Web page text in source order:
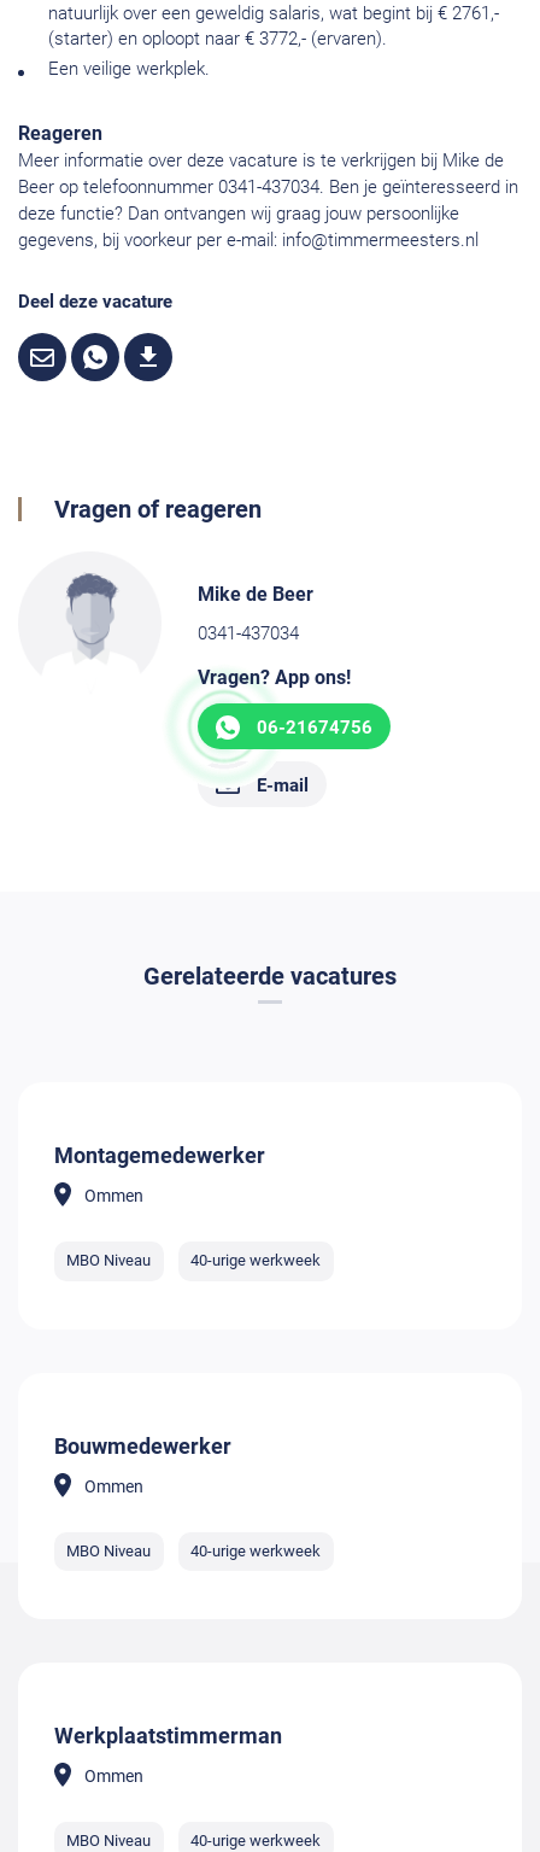
natuurlijk over een geweldig salaris, wat begint bij € 2761,-
(starter) en oploopt naar € 3772,- (ervaren).
Een veilige werkplek.
Reageren
Meer informatie over deze vacature is te verkrijgen bij Mike de
Beer op telefoonnummer 0341-437034. Ben je geïnteresseerd in
deze functie? Dan ontvangen wij graag jouw persoonlijke
gegevens, bij voorkeur per e-mail: info@timmermeesters.nl
Deel deze vacature
Vragen of reageren
Mike de Beer
0341-437034
Vragen? App ons!
06-21674756
E-mail
Gerelateerde vacatures
Montagemedewerker
Ommen
MBO Niveau 40-urige werkweek
Bouwmedewerker
Ommen
MBO Niveau 40-urige werkweek
Werkplaatstimmerman
Ommen
MBO Niveau 40-urige werkweek